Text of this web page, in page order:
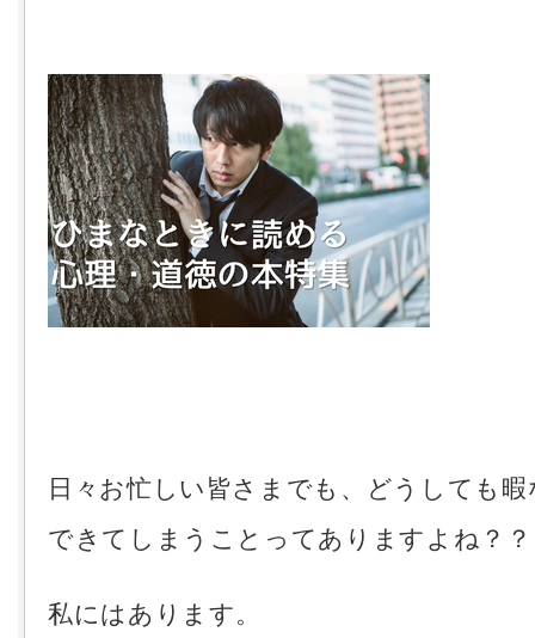
日々お忙しい皆さまでも、どうしても暇
できてしまうことってありますよね？？
私にはあります。